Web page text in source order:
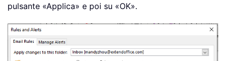
pulsante «Applica» e poi su «OK».